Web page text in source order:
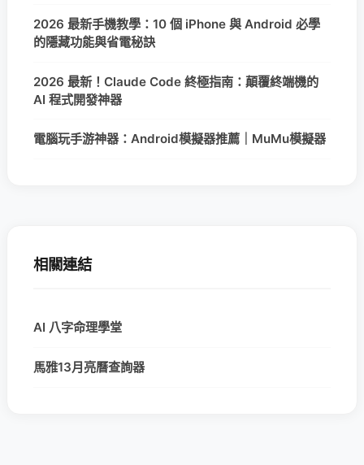
2026 最新手機教學：10 個 iPhone 與 Android 必學
的隱藏功能與省電秘訣
2026 最新！Claude Code 終極指南：顛覆終端機的
AI 程式開發神器
電腦玩手游神器：Android模擬器推薦｜MuMu模擬器
相關連結
AI 八字命理學堂
馬雅13月亮曆查詢器